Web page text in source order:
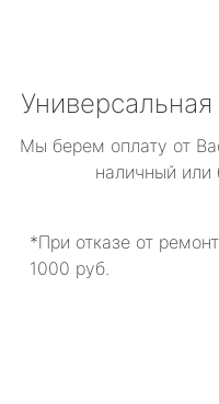
Мы берем оплату от
наличный или
*При отказе от
1000 руб.